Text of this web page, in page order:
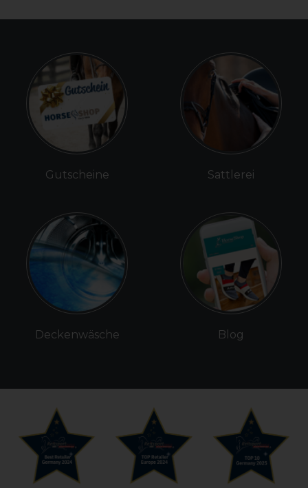
Gutscheine
Deckenwäsche
Sattlerei
Blog